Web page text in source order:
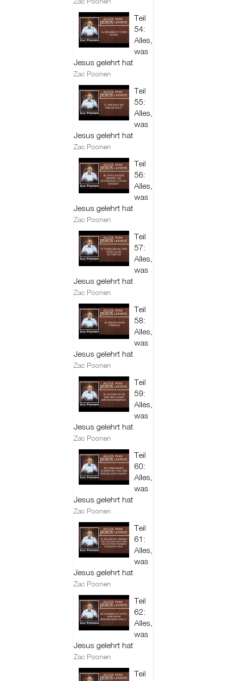
Teil
54:
Alles,
was
Jesus gelehrt hat
Zac Poonen
Teil
55:
Alles,
was
Jesus gelehrt hat
Zac Poonen
Teil
56:
Alles,
was
Jesus gelehrt hat
Zac Poonen
Teil
57:
Alles,
was
Jesus gelehrt hat
Zac Poonen
Teil
58:
Alles,
was
Jesus gelehrt hat
Zac Poonen
Teil
59:
Alles,
was
Jesus gelehrt hat
Zac Poonen
Teil
60:
Alles,
was
Jesus gelehrt hat
Zac Poonen
Teil
61:
Alles,
was
Jesus gelehrt hat
Zac Poonen
Teil
62:
Alles,
was
Jesus gelehrt hat
Zac Poonen
Teil